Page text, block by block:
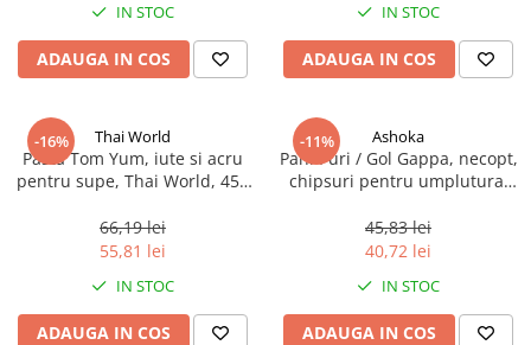
Ulei Gegenbauer
Ulei Gewurzgarten
Ulei Huileries du Berry
Uleiuri aromatizate
Ulei Wiberg Gastro
IN STOC
ADAUGA IN COS
IN STOC
ADAUGA IN COS
-16% Thai World
Pasta Tom Yum, iute si acru
pentru supe, Thai World, 454
66,19 lei
55,81 lei
IN STOC
ADAUGA IN COS
-11% Ashoka
Pani Puri / Gol Gappa, necopt,
chipsuri pentru umplutura,
45,83 lei
40,72 lei
IN STOC
ADAUGA IN COS